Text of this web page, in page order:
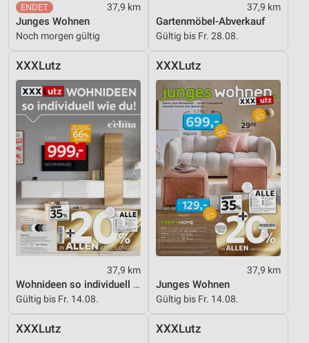
37,9 km
Junges Wohnen
Noch morgen gültig
37,9 km
Gartenmöbel-Abverkauf
Gültig bis Fr. 28.08.
XXXLutz
37,9 km
Wohnideen so individuell wie du!
Gültig bis Fr. 14.08.
XXXLutz
37,9 km
Junges Wohnen
Gültig bis Fr. 14.08.
XXXLutz XXXLutz